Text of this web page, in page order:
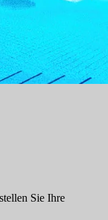
Sie Ihre